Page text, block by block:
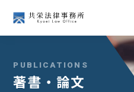
業務分野
PUBLICATIONS
著書・論文